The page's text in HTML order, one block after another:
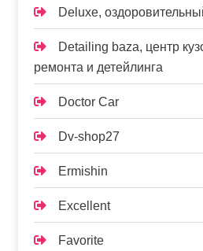
Deluxe,
Detailing baza, центр
ремонта и детейлинга
Doctor Car
Dv-shop27
Ermishin
Excellent
Favorite